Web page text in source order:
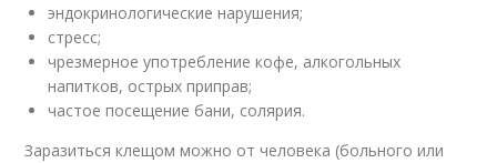
эндокринологические нарушения;
стресс;
чрезмерное употребление кофе, алкогольных
напитков, острых приправ;
частое посещение бани, солярия.
Заразиться клещом можно от человека (больного или